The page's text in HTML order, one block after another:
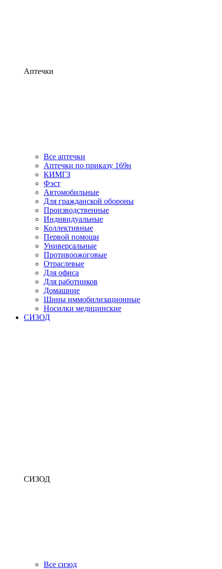
Аптечки
Все аптечки
Аптечки по приказу 169н
КИМГЗ
Фэст
Автомобильные
Для гражданской обороны
Производственные
Индивидуальные
Коллективные
Первой помощи
Универсальные
Противоожоговые
Отраслевые
Для офиса
Для работников
Домашние
Шины иммобилизационные
Носилки медицинские
СИЗОД
СИЗОД
Все сизод